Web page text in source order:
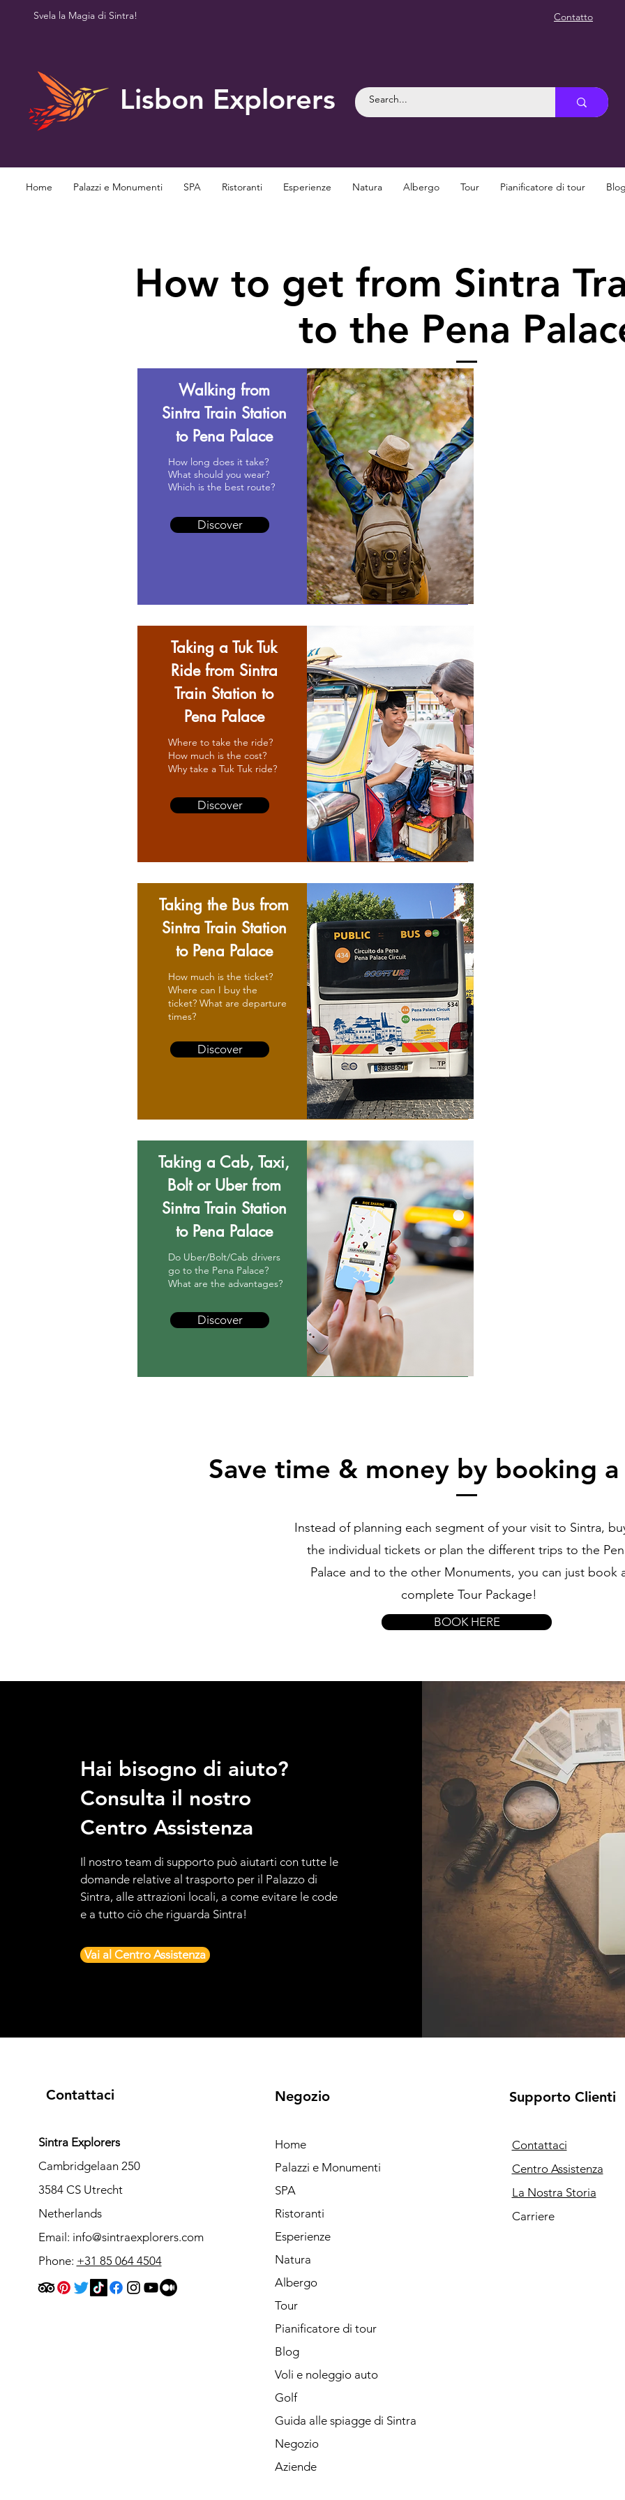
Svela la Magia di Sintra! Contatto
Lisbon Explorers
Home Palazzi e Monumenti SPA Ristoranti Esperienze Natura Albergo Tour Pianificatore di tour
How to get from Sintra
to the Pena
Walking from
Sintra Train Station
to Pena Palace
How long does it take?
What should you wear?
Which is the best route?
Discover
Taking a Tuk Tuk
Ride from Sintra
Train Station to
Pena Palace
Where to take the ride?
How much is the cost?
Why take a Tuk Tuk ride?
Discover
Taking the Bus from
Sintra Train Station
to Pena Palace
How much is the ticket?
Where can I buy the
ticket? What are departure
times?
Discover
Taking a Cab, Taxi,
Bolt or Uber from
Sintra Train Station
to Pena Palace
Do Uber/Bolt/Cab drivers
go to the Pena Palace?
What are the advantages?
Discover
Save time & money by booking a
Instead of planning each segment of your visit to Sintra,
the individual tickets or plan the different trips to the
Palace and to the other Monuments, you can just book
complete Tour Package!
BOOK HERE
Hai bisogno di aiuto?
Consulta il nostro
Centro Assistenza
Il nostro team di supporto può aiutarti con tutte le
domande relative al trasporto per il Palazzo di
Sintra, alle attrazioni locali, a come evitare le code
e a tutto ciò che riguarda Sintra!
Vai al Centro Assistenza
Contattaci
Sintra Explorers
Cambridgelaan 250
3584 CS Utrecht
Netherlands
Email: info@sintraexplorers.com
Phone: +31 85 064 4504
Negozio
Home
Palazzi e Monumenti
SPA
Ristoranti
Esperienze
Natura
Albergo
Tour
Pianificatore di tour
Blog
Voli e noleggio auto
Golf
Guida alle spiagge di Sintra
Negozio
Aziende
Supporto Clienti
Contattaci
Centro Assistenza
La Nostra Storia
Carriere